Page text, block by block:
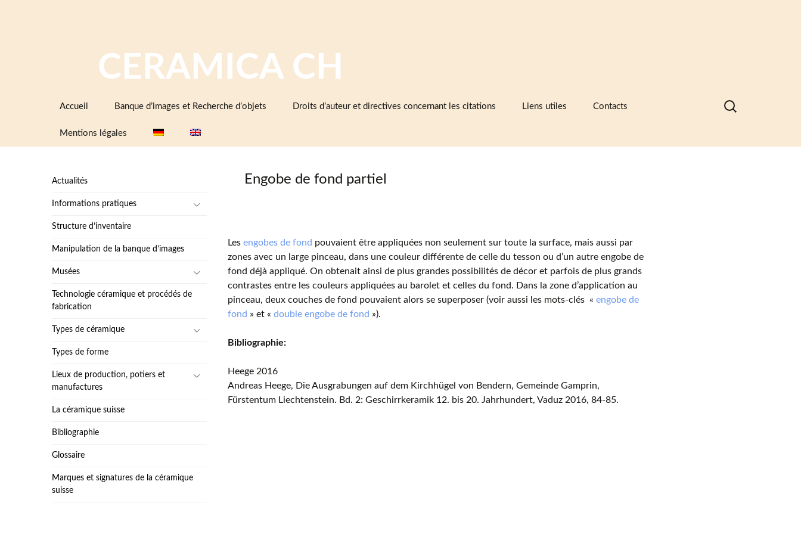
CERAMICA CH
contenu
Accueil Banque d’images et Recherche d’objets Droits d’auteur et directives concernant les citations Liens utiles
Musées européens de la céramique
Vidéos sur les céramiques
Musées et institutions en Suisse (y
Contacts
Mentions légales
Rechercher :
Engobe de fond partiel
Les engobes de fond pouvaient être appliquées non seulement sur toute la surface, mais aussi par
zones avec un large pinceau, dans une couleur différente de celle du tesson ou d’un autre engobe de
fond déjà appliqué. On obtenait ainsi de plus grandes possibilités de décor et parfois de plus grands
contrastes entre les couleurs appliquées au barolet et celles du fond. Dans la zone d’application au
pinceau, deux couches de fond pouvaient alors se superposer (voir aussi les mots-clés « engobe de
fond » et « double engobe de fond »).
Bibliographie:
Heege 2016
Andreas Heege, Die Ausgrabungen auf dem Kirchhügel von Bendern, Gemeinde Gamprin,
Fürstentum Liechtenstein. Bd. 2: Geschirrkeramik 12. bis 20. Jahrhundert, Vaduz 2016, 84-85.
Actualités
Informations pratiques
Structure d’inventaire
Manipulation de la banque d’images
Musées
Technologie céramique et procédés de
fabrication
Types de céramique
Types de forme
Lieux de production, potiers et
manufactures
La céramique suisse
Bibliographie
Glossaire
Marques et signatures de la céramique
suisse